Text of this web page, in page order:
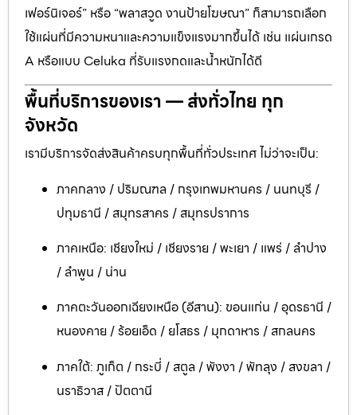
เฟอร์นิเจอร์” หรือ “พลาสวูด งานป้ายโฆษณา” ก็สามารถเลือก
ใช้แผ่นที่มีความหนาและความแข็งแรงมากขึ้นได้ เช่น แผ่นเกรด
A หรือแบบ Celuka ที่รับแรงกดและน้ำหนักได้ดี
พื้นที่บริการของเรา — ส่งทั่วไทย ทุก
จังหวัด
เรามีบริการจัดส่งสินค้าครบทุกพื้นที่ทั่วประเทศ ไม่ว่าจะเป็น:
ภาคกลาง / ปริมณฑล / กรุงเทพมหานคร / นนทบุรี /
ปทุมธานี / สมุทรสาคร / สมุทรปราการ
ภาคเหนือ: เชียงใหม่ / เชียงราย / พะเยา / แพร่ / ลำปาง
/ ลำพูน / น่าน
ภาคตะวันออกเฉียงเหนือ (อีสาน): ขอนแก่น / อุดรธานี /
หนองคาย / ร้อยเอ็ด / ยโสธร / มุกดาหาร / สกลนคร
ภาคใต้: ภูเก็ต / กระบี่ / สตูล / พังงา / พัทลุง / สงขลา /
นราธิวาส / ปัตตานี